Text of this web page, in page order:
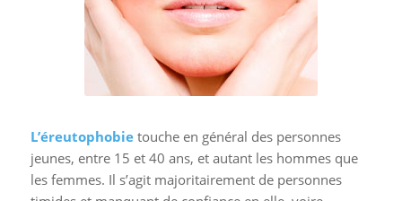
L’éreutophobietouche en général des personnes
jeunes, entre 15 et 40 ans, et autant les hommes que
les femmes. Il s’agit majoritairement de personnes